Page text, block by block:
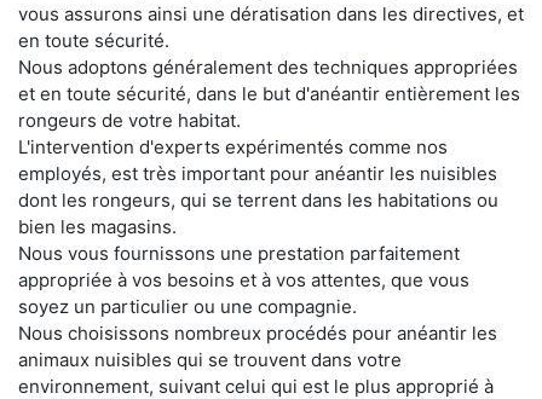
vous assurons ainsi une dératisation dans les directives, et
en toute sécurité.
Nous adoptons généralement des techniques appropriées
et en toute sécurité, dans le but d'anéantir entièrement les
rongeurs de votre habitat.
L'intervention d'experts expérimentés comme nos
employés, est très important pour anéantir les nuisibles
dont les rongeurs, qui se terrent dans les habitations ou
bien les magasins.
Nous vous fournissons une prestation parfaitement
appropriée à vos besoins et à vos attentes, que vous
soyez un particulier ou une compagnie.
Nous choisissons nombreux procédés pour anéantir les
animaux nuisibles qui se trouvent dans votre
environnement, suivant celui qui est le plus approprié à